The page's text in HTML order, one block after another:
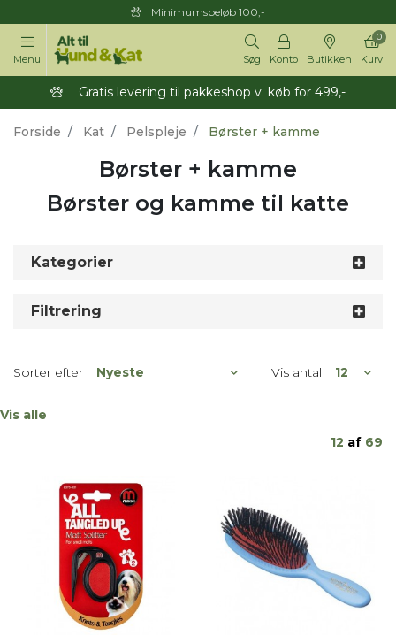
Minimumsbeløb 100,-
Menu Søg Konto Butikken Kurv
0
Gratis levering til pakkeshop v. køb for 499,-
Forside Kat Pelspleje Børster + kamme
Børster + kamme
Børster og kamme til katte
Kategorier
Filtrering
Sorter efter Vis antal
Vis alle
12 af 69